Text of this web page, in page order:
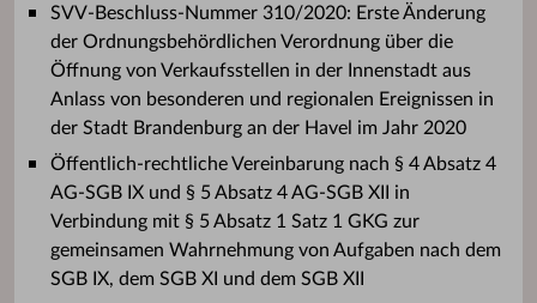
SVV-Beschluss-Nummer 310/2020: Erste Änderung
der Ordnungsbehördlichen Verordnung über die
Öffnung von Verkaufsstellen in der Innenstadt aus
Anlass von besonderen und regionalen Ereignissen in
der Stadt Brandenburg an der Havel im Jahr 2020
Öffentlich-rechtliche Vereinbarung nach § 4 Absatz 4
AG-SGB IX und § 5 Absatz 4 AG-SGB XII in
Verbindung mit § 5 Absatz 1 Satz 1 GKG zur
gemeinsamen Wahrnehmung von Aufgaben nach dem
SGB IX, dem SGB XI und dem SGB XII